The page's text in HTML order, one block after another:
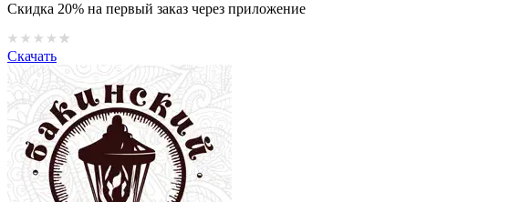
Скидка 20% на первый заказ через приложение
Скачать